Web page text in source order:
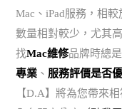
Mac、iPad服務，相
數量相對較少，尤其
找Mac維修品牌時總
專業 、 服務評價是否
【D.A】將為您帶來